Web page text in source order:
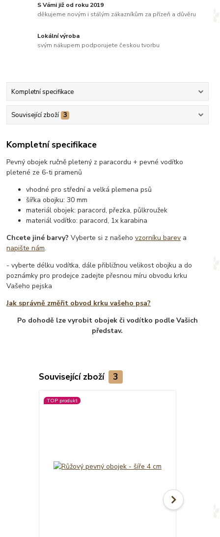
S Vámi již od roku 2019
děkujeme novým i stálým zákazníkům za přízeň a důvěru
Lokální výroba
svým nákupem podporujete českou tvorbu
Kompletní specifikace
Související zboží 3
Kompletní specifikace
Pevný obojek ručně pletený z paracordu + pevné vodítko
pletené ze 6-ti pramenů
vhodné pro střední a velká plemena psů
šířka obojku: 30 mm
materiál obojek: paracord, přezka, půlkroužek
materiál vodítko: paracord, 1x karabina
Chcete jiné barvy? Vyberte si z našehovzorníku barev a
napište nám.
- vyberte délku vodítka, dále přibližnou velikost obojku a do
poznámky pro prodejce zadejte přesnou míru obvodu krku
Vašeho pejska
Jak správně změřit obvod krku vašeho psa?
Po dohodě lze vyrobit obojek či vodítko podle Vašich
představ.
Související zboží 3
TOP produkt